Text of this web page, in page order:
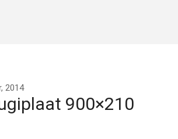
2014
900×210